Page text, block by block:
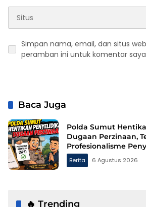
Simpan nama, email, dan situs
peramban ini untuk komentar
Baca Juga
Polda Sumut
Dugaan Perzinaan,
Profesionalisme
Berita 6 Agustus 2026
🔥 Trending